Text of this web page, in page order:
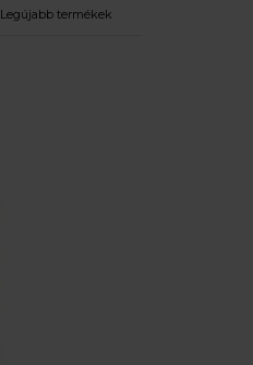
Legújabb termékek